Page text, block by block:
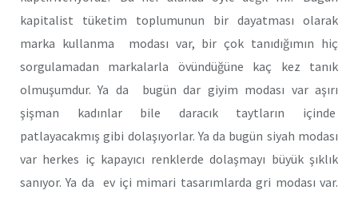
kapitalist tüketim toplumunun bir dayatması olarak
marka kullanma modası var, bir çok tanıdığımın hiç
sorgulamadan markalarla övündüğüne kaç kez tanık
olmuşumdur. Ya da bugün dar giyim modası var aşırı
şişman kadınlar bile daracık taytların içinde
patlayacakmış gibi dolaşıyorlar. Ya da bugün siyah modası
var herkes iç kapayıcı renklerde dolaşmayı büyük şıklık
sanıyor. Ya da ev içi mimari tasarımlarda gri modası var.